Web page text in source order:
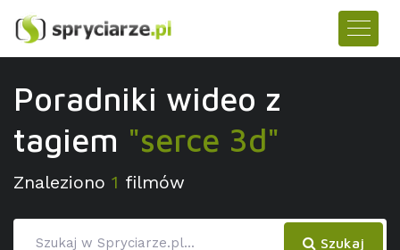
Poradniki wideo z
tagiem "serce 3d"
Znaleziono 1 filmów
Szukaj